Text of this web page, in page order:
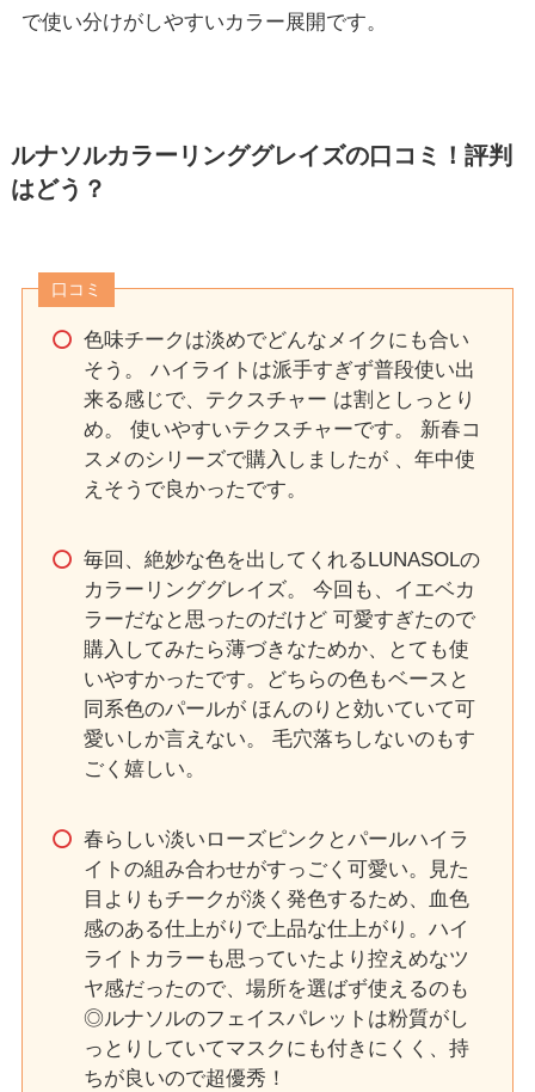
で使い分けがしやすいカラー展開です。
ルナソルカラーリンググレイズの口コミ！評判
はどう？
口コミ
色味チークは淡めでどんなメイクにも合い
そう。 ハイライトは派手すぎず普段使い出
来る感じで、テクスチャー は割としっとり
め。 使いやすいテクスチャーです。 新春コ
スメのシリーズで購入しましたが 、年中使
えそうで良かったです。
毎回、絶妙な色を出してくれるLUNASOLの
カラーリンググレイズ。 今回も、イエベカ
ラーだなと思ったのだけど 可愛すぎたので
購入してみたら薄づきなためか、とても使
いやすかったです。どちらの色もベースと
同系色のパールが ほんのりと効いていて可
愛いしか言えない。 毛穴落ちしないのもす
ごく嬉しい。
春らしい淡いローズピンクとパールハイラ
イトの組み合わせがすっごく可愛い。見た
目よりもチークが淡く発色するため、血色
感のある仕上がりで上品な仕上がり。ハイ
ライトカラーも思っていたより控えめなツ
ヤ感だったので、場所を選ばず使えるのも
◎ルナソルのフェイスパレットは粉質がし
っとりしていてマスクにも付きにくく、持
ちが良いので超優秀！